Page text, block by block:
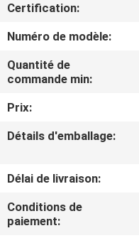
RÉALITÉ
VIRTUELLE
À
PROPOS
DE
VISITE
DE
Certification:
Numéro de modèle:
Quantité de
commande min:
Prix:
Détails d'emballage:
Délai de livraison:
Conditions de
paiement: